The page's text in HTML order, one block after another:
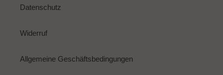
Datenschutz
Widerruf
Allgemeine Geschäftsbedingungen